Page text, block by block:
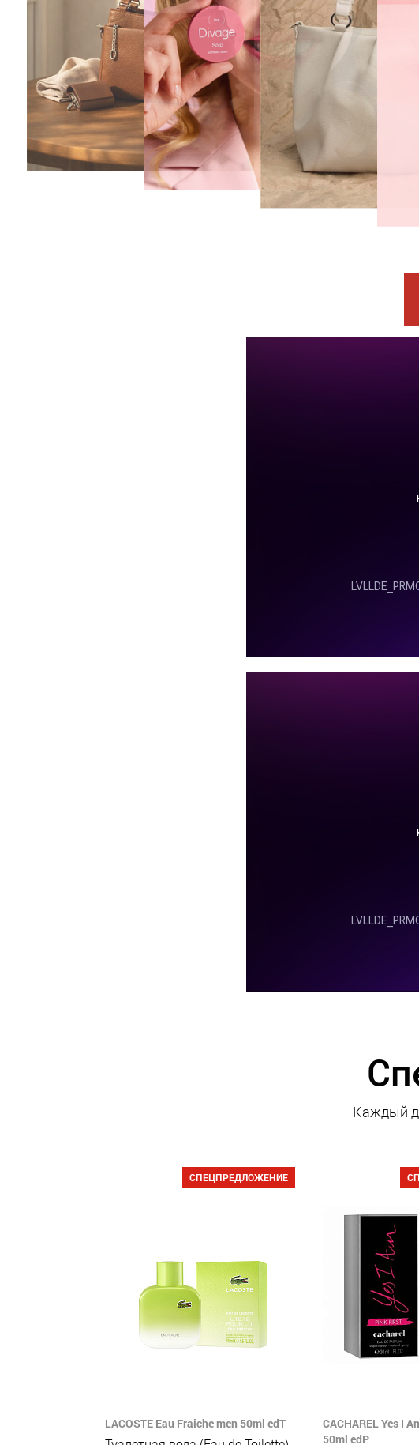
Каждый
СПЕЦПРЕДЛОЖЕНИЕ
LACOSTE Eau Fraiche men 50ml edT
CACHAREL Yes I
50ml edP